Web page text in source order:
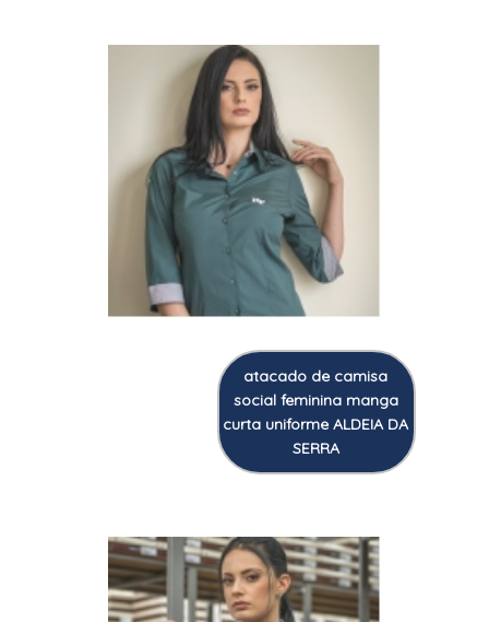
atacado de camisa
social feminina manga
curta uniforme ALDEIA DA
SERRA